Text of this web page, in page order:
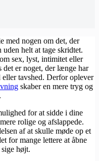
med nogen om det, der
helt at tage skridtet.
sex, lyst, intimitet eller
er noget, der længe har
tavshed. Derfor oplever
skaber en mere tryg og
for at sidde i dine
rolige og afslappede.
af at skulle møde op et
for mange lettere at åbne
højt.